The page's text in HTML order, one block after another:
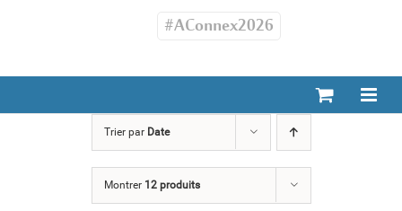
#AConnex2026
Trier par Date
Montrer 12 produits